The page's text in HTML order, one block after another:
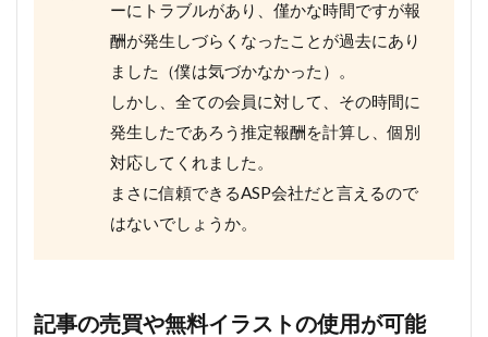
ーにトラブルがあり、僅かな時間ですが報
酬が発生しづらくなったことが過去にあり
ました（僕は気づかなかった）。
しかし、全ての会員に対して、その時間に
発生したであろう推定報酬を計算し、個別
対応してくれました。
まさに信頼できるASP会社だと言えるので
はないでしょうか。
記事の売買や無料イラストの使用が可能